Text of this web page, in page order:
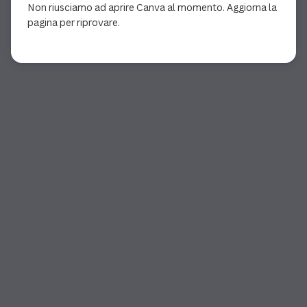
Non riusciamo ad aprire Canva al momento. Aggiorna la
pagina per riprovare.